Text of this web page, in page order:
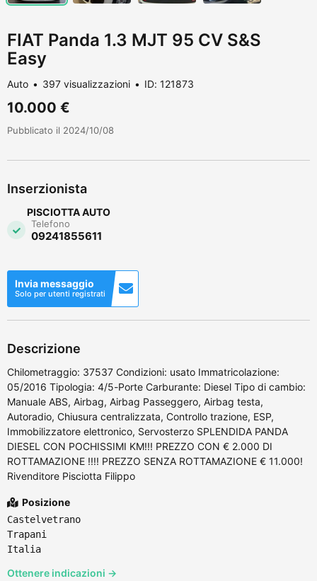
FIAT Panda 1.3 MJT 95 CV S&S
Easy
Auto 397 visualizzazioni ID: 121873
10.000 €
Pubblicato il 2024/10/08
Inserzionista
PISCIOTTA AUTO
Telefono
09241855611
Invia messaggio
Solo per utenti registrati
Descrizione
Chilometraggio: 37537 Condizioni: usato Immatricolazione:
05/2016 Tipologia: 4/5-Porte Carburante: Diesel Tipo di cambio:
Manuale ABS, Airbag, Airbag Passeggero, Airbag testa,
Autoradio, Chiusura centralizzata, Controllo trazione, ESP,
Immobilizzatore elettronico, Servosterzo SPLENDIDA PANDA
DIESEL CON POCHISSIMI KM!!! PREZZO CON € 2.000 DI
ROTTAMAZIONE !!!! PREZZO SENZA ROTTAMAZIONE € 11.000!
Rivenditore Pisciotta Filippo
Posizione
Castelvetrano
Trapani
Italia
Ottenere indicazioni →